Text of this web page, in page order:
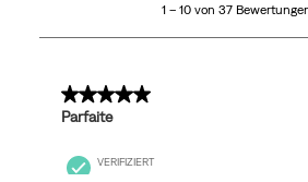
37
1 – 10 von 37
5 von 5 Sternen.
Parfaite
VERIFIZIERT